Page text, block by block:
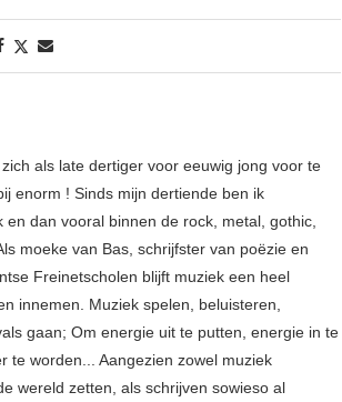
als late dertiger voor eeuwig jong voor te
enorm ! Sinds mijn dertiende ben ik
dan vooral binnen de rock, metal, gothic,
moeke van Bas, schrijfster van poëzie en
Freinetscholen blijft muziek een heel
innemen. Muziek spelen, beluisteren,
gaan; Om energie uit te putten, energie in te
te worden... Aangezien zowel muziek
wereld zetten, als schrijven sowieso al